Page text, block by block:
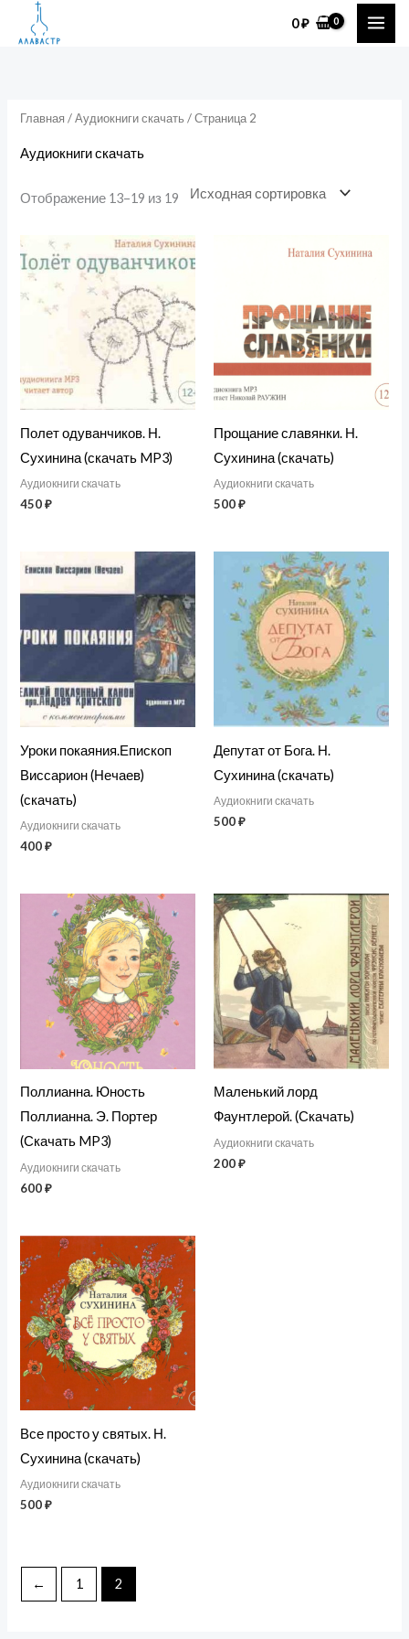
Перейти
0₽
Главная /Аудиокниги скачать / Страница 2
Аудиокниги скачать
Отображение 13–19 из 19
Полет одуванчиков. Н.
Сухинина (скачать MP3)
Аудиокниги скачать
450₽
Прощание славянки. Н.
Сухинина (скачать)
Аудиокниги скачать
500₽
Уроки покаяния.Епископ
Виссарион (Нечаев)
(скачать)
Аудиокниги скачать
400₽
Депутат от Бога. Н.
Сухинина (скачать)
Аудиокниги скачать
500₽
Поллианна. Юность
Поллианна. Э. Портер
(Скачать MP3)
Аудиокниги скачать
600₽
Маленький лорд
Фаунтлерой. (Скачать)
Аудиокниги скачать
200₽
Все просто у святых. Н.
Сухинина (скачать)
Аудиокниги скачать
500₽
← 1 2